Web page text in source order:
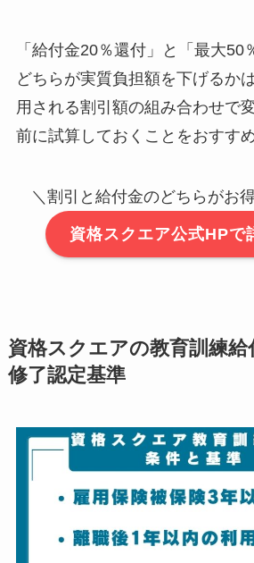
「給付金20％還付」と「最大50
どちらが実質負担額を下げるか
用される割引額の組み合わせで
前に試算しておくことをおすすめ
＼割引と給付金のどちらがお
資格スクエア公式HPで
資格スクエアの教育訓練給
修了認定基準